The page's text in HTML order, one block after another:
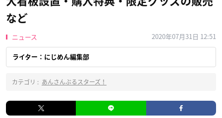
など
ニュース 2020年07月31日 12:51
ライター：にじめん編集部
カテゴリ : あんさんぶるスターズ！